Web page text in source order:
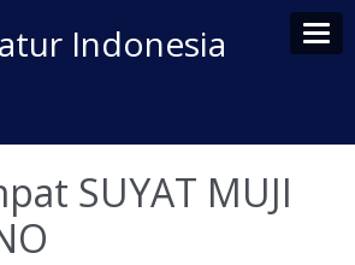
Indonesia
SUYAT MUJI